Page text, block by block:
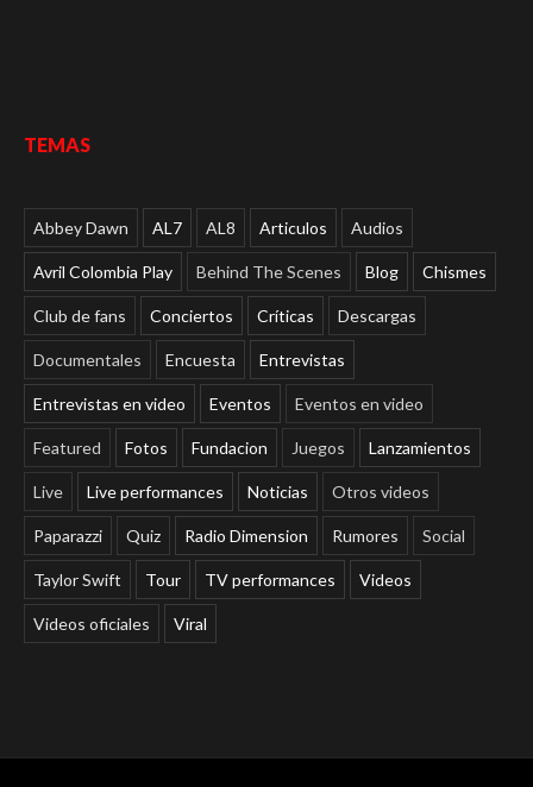
TEMAS
Abbey Dawn AL7 AL8 Articulos Audios
Avril Colombia Play Behind The Scenes Blog Chismes
Club de fans Conciertos Críticas Descargas
Documentales Encuesta Entrevistas
Entrevistas en video Eventos Eventos en video
Featured Fotos Fundacion Juegos Lanzamientos
Live Live performances Noticias Otros videos
Paparazzi Quiz Radio Dimension Rumores Social
Taylor Swift Tour TV performances Videos
Videos oficiales Viral